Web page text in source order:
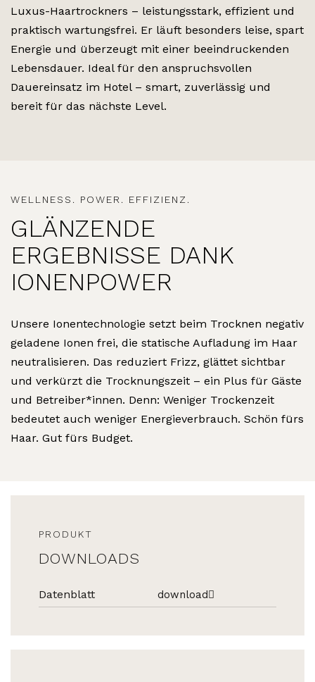
Luxus-Haartrockners – leistungsstark, effizient und
praktisch wartungsfrei. Er läuft besonders leise, spart
Energie und überzeugt mit einer beeindruckenden
Lebensdauer. Ideal für den anspruchsvollen
Dauereinsatz im Hotel – smart, zuverlässig und
bereit für das nächste Level.
WELLNESS. POWER. EFFIZIENZ.
GLÄNZENDE
ERGEBNISSE DANK
IONENPOWER
Unsere Ionentechnologie setzt beim Trocknen negativ
geladene Ionen frei, die statische Aufladung im Haar
neutralisieren. Das reduziert Frizz, glättet sichtbar
und verkürzt die Trocknungszeit – ein Plus für Gäste
und Betreiber*innen. Denn: Weniger Trockenzeit
bedeutet auch weniger Energieverbrauch. Schön fürs
Haar. Gut fürs Budget.
PRODUKT
DOWNLOADS
Datenblatt download